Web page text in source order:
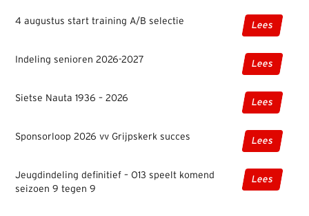
4 augustus start training A/B selectie Lees
Indeling senioren 2026-2027 Lees
Sietse Nauta 1936 – 2026 Lees
Sponsorloop 2026 vv Grijpskerk succes Lees
Jeugdindeling definitief – O13 speelt komend
seizoen 9 tegen 9
Lees